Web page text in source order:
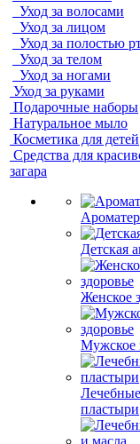
Уход за волосами
Уход за лицом
Уход за полостью
Уход за телом
Уход за ногами
Уход за руками
Подарочные наборы
Натуральное мыло
Косметика для детей
Средства для
загара
Детская
Женское
Мужское
Лечебные
пластыри